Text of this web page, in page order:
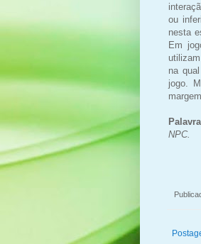
ou
nesta
Em
na
jogo.
NPC.